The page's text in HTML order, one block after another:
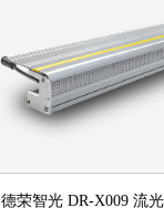
德荣智光 DR-X009 流